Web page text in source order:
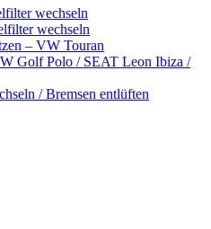
wechseln
wechseln
– VW Touran
Golf Polo / SEAT Leon Ibiza /
/ Bremsen entlüften